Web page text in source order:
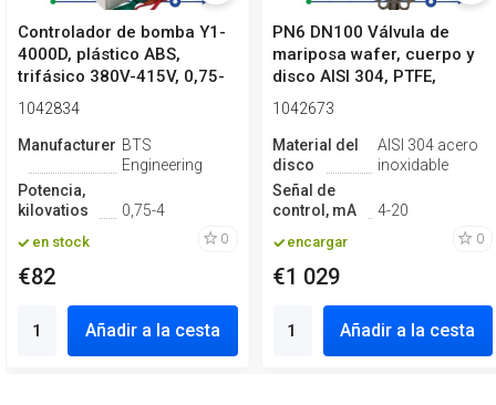
Controlador de bomba Y1-
4000D, plástico ABS,
trifásico 380V-415V, 0,75-
4kW
1042834
ManufactureroBTS
Engineering
Potencia,
kilovatios
0,75-4
en stock 0
€82
Añadir a la cesta
PN6 DN100 Válvula de
mariposa wafer, cuerpo y
disco AISI 304, PTFE,
Simple ef...
1042673
Material del
disco
AISI 304 acero
inoxidable
Señal de
control, mA
4-20
encargar 0
€1 029
Añadir a la cesta